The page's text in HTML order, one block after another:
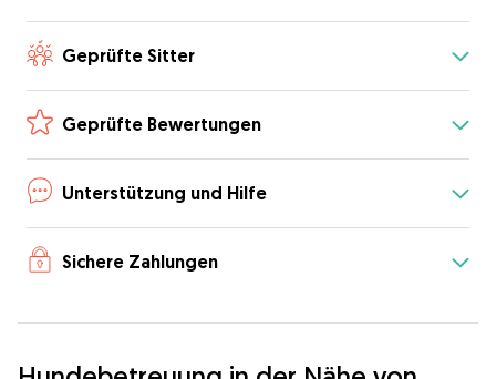
Geprüfte Sitter
Geprüfte Bewertungen
Unterstützung und Hilfe
Sichere Zahlungen